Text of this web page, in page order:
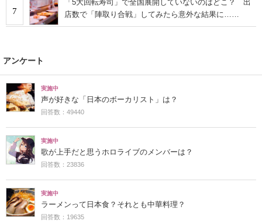
7
「5大回転寿司」で全国展開していないのはどこ？ 出
店数で「陣取り合戦」してみたら意外な結果に……
アンケート
実施中
声が好きな「日本のボーカリスト」は？
回答数：49440
実施中
歌が上手だと思うホロライブのメンバーは？
回答数：23836
実施中
ラーメンって日本食？それとも中華料理？
回答数：19635